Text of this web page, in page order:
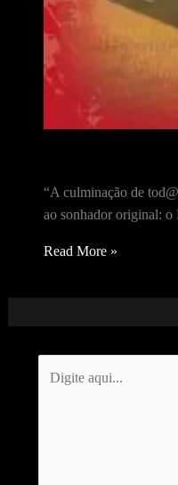
“A culminação de
ao sonhador original:
Read More »
aqui...